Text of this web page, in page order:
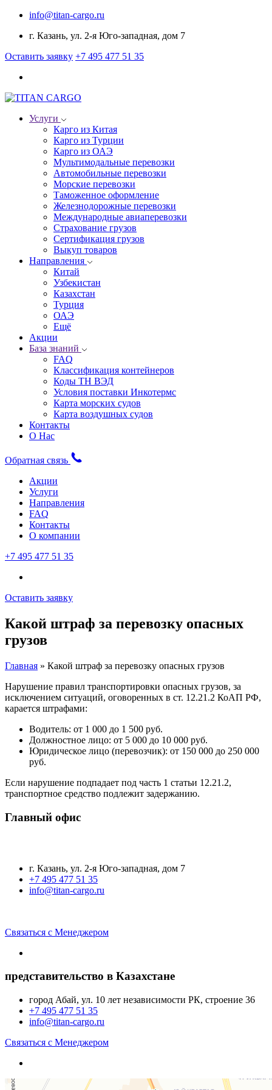
info@titan-cargo.ru
г. Казань, ул. 2-я Юго-западная, дом 7
Оставить заявку +7 495 477 51 35
Услуги
Карго из Китая
Карго из Турции
Карго из ОАЭ
Мультимодальные перевозки
Автомобильные перевозки
Морские перевозки
Таможенное оформление
Железнодорожные перевозки
Международные авиаперевозки
Страхование грузов
Сертификация грузов
Выкуп товаров
Направления
Китай
Узбекистан
Казахстан
Турция
ОАЭ
Ещё
Акции
База знаний
FAQ
Классификация контейнеров
Коды ТН ВЭД
Условия поставки Инкотермс
Карта морских судов
Карта воздушных судов
Контакты
О Нас
Обратная связь
Акции
Услуги
Направления
FAQ
Контакты
О компании
+7 495 477 51 35
Оставить заявку
Какой штраф за перевозку опасных
грузов
Главная » Какой штраф за перевозку опасных грузов
Нарушение правил транспортировки опасных грузов, за
исключением ситуаций, оговоренных в ст. 12.21.2 КоАП РФ,
карается штрафами:
Водитель: от 1 000 до 1 500 руб.
Должностное лицо: от 5 000 до 10 000 руб.
Юридическое лицо (перевозчик): от 150 000 до 250 000
руб.
Если нарушение подпадает под часть 1 статьи 12.21.2,
транспортное средство подлежит задержанию.
Главный офис
г. Казань, ул. 2-я Юго-западная, дом 7
+7 495 477 51 35
info@titan-cargo.ru
Связаться с Менеджером
представительство в Казахстане
город Абай, ул. 10 лет независимости РК, строение 36
+7 495 477 51 35
info@titan-cargo.ru
Связаться с Менеджером